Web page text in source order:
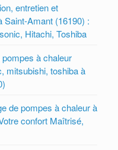
entretien et
Saint-Amant (16190) :
Hitachi, Toshiba
à chaleur
mitsubishi, toshiba à
de pompes à chaleur à
confort Maîtrisé,